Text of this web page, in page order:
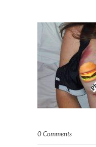
0 Comments